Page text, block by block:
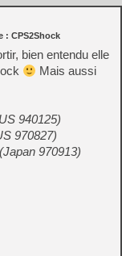
: CPS2Shock
bien entendu elle
Mais aussi
940125)
970827)
970913)